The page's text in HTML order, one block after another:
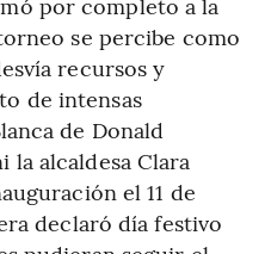
se percibe como
recursos y
de intensas
de Donald
la alcaldesa Clara
el 11 de
declaró día festivo